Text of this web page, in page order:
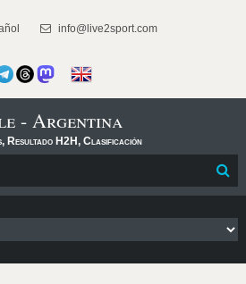
info@live2sport.com
- Argentina
Resultado H2H, Clasificación